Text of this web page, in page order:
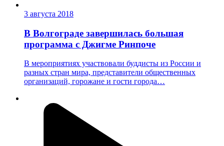
3 августа 2018
В Волгограде завершилась большая
программа с Джигме Ринпоче
В мероприятиях участвовали буддисты из России и
разных стран мира, представители общественных
организаций, горожане и гости города…